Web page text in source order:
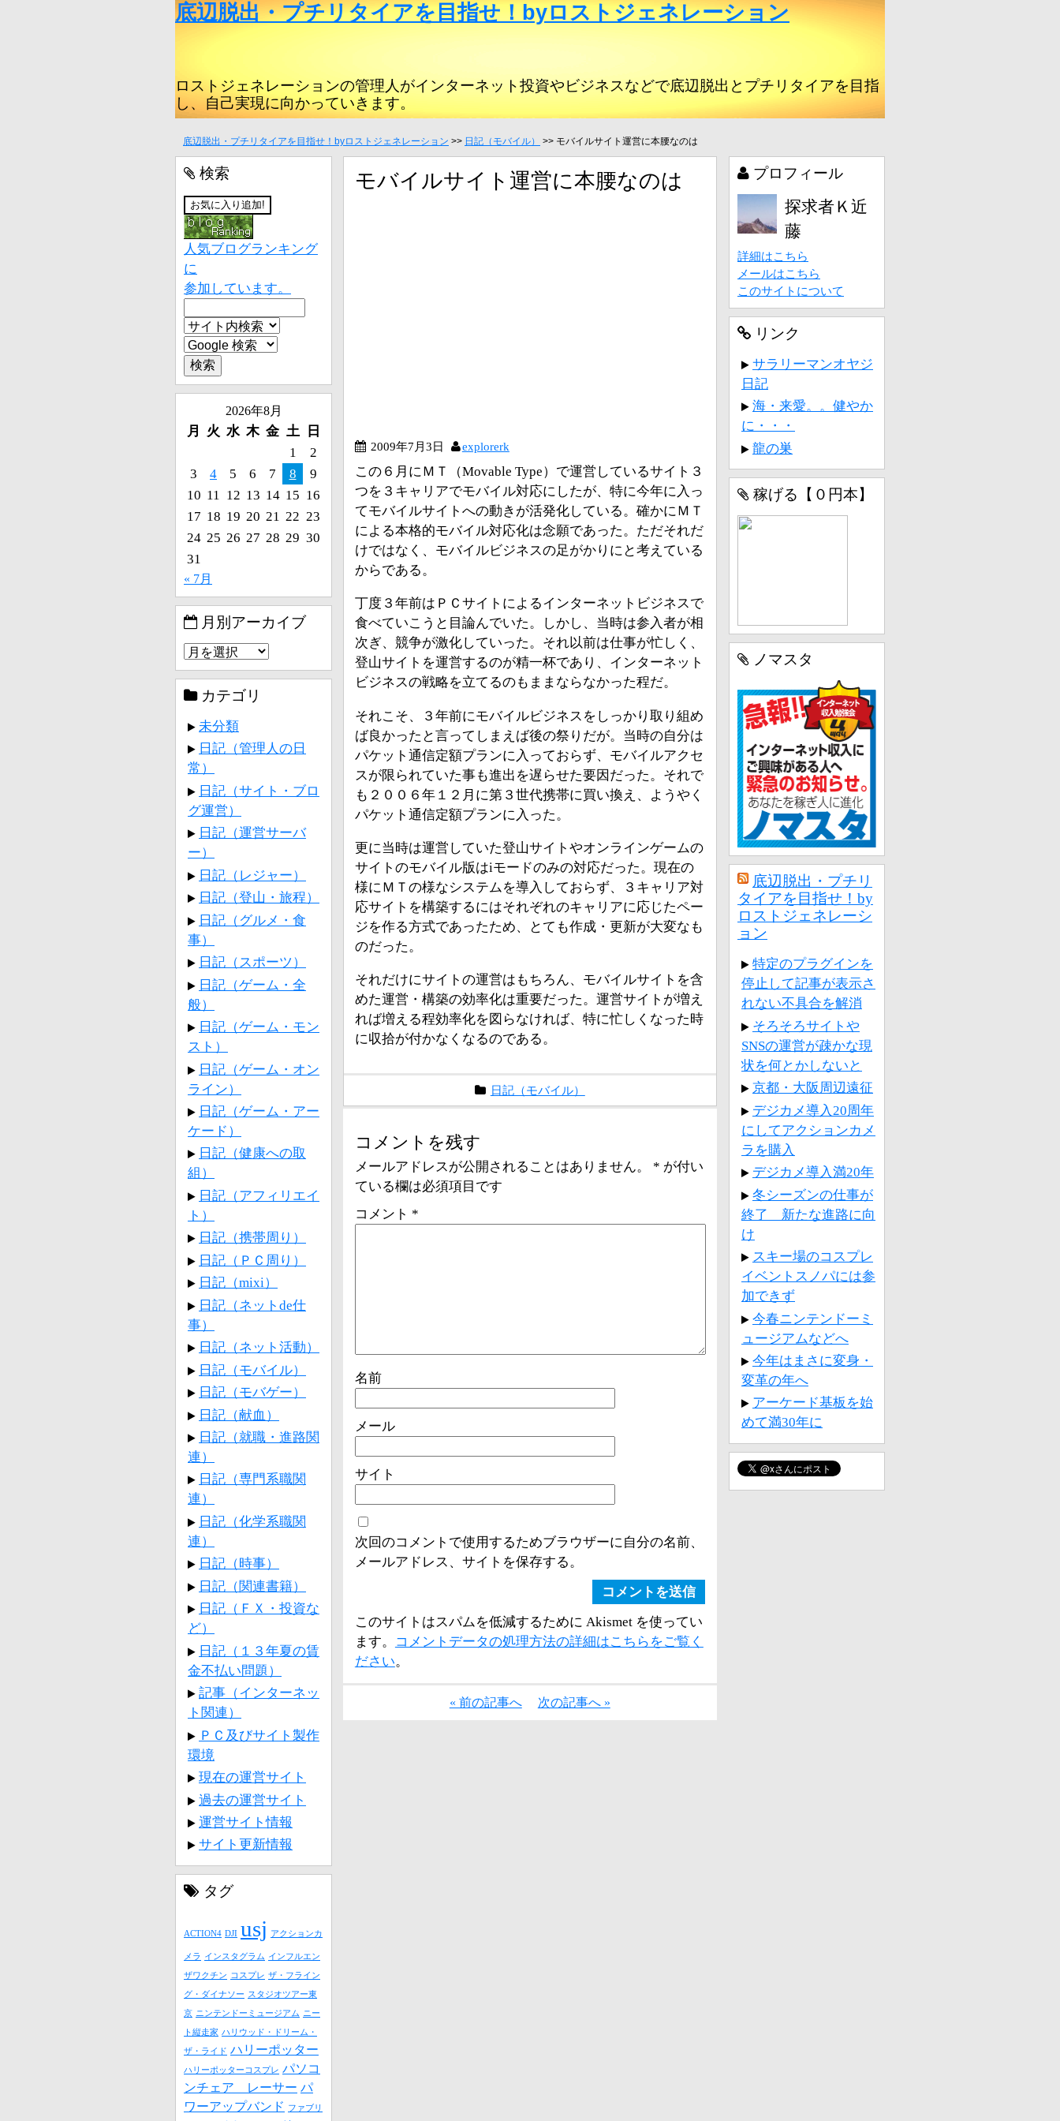
底辺脱出・プチリタイアを目指せ！byロストジェネレーション
ロストジェネレーションの管理人がインターネット投資やビジネスなどで底辺脱出とプチリタイアを目指
し、自己実現に向かっていきます。
底辺脱出・プチリタイアを目指せ！byロストジェネレーション >> 日記（モバイル） >> モバイルサイト運営に本腰なのは
モバイルサイト運営に本腰なのは
2009年7月3日 explorerk
この６月にＭＴ（Movable Type）で運営しているサイト３
つを３キャリアでモバイル対応にしたが、特に今年に入っ
てモバイルサイトへの動きが活発化している。確かにＭＴ
による本格的モバイル対応化は念願であった。ただそれだ
けではなく、モバイルビジネスの足がかりにと考えている
からである。
丁度３年前はＰＣサイトによるインターネットビジネスで
食べていこうと目論んでいた。しかし、当時は参入者が相
次ぎ、競争が激化していった。それ以前は仕事が忙しく、
登山サイトを運営するのが精一杯であり、インターネット
ビジネスの戦略を立てるのもままならなかった程だ。
それこそ、３年前にモバイルビジネスをしっかり取り組め
ば良かったと言ってしまえば後の祭りだが。当時の自分は
パケット通信定額プランに入っておらず、モバイルアクセ
スが限られていた事も進出を遅らせた要因だった。それで
も２００６年１２月に第３世代携帯に買い換え、ようやく
パケット通信定額プランに入った。
更に当時は運営していた登山サイトやオンラインゲームの
サイトのモバイル版はiモードのみの対応だった。現在の
様にＭＴの様なシステムを導入しておらず、３キャリア対
応サイトを構築するにはそれぞれのキャリアに応じたペー
ジを作る方式であったため、とても作成・更新が大変なも
のだった。
それだけにサイトの運営はもちろん、モバイルサイトを含
めた運営・構築の効率化は重要だった。運営サイトが増え
れば増える程効率化を図らなければ、特に忙しくなった時
に収拾が付かなくなるのである。
日記（モバイル）
コメントを残す
メールアドレスが公開されることはありません。 * が付い
ている欄は必須項目です
コメント *
名前
メール
サイト
次回のコメントで使用するためブラウザーに自分の名前、
メールアドレス、サイトを保存する。
このサイトはスパムを低減するために Akismet を使ってい
ます。
コメントデータの処理方法の詳細はこちらをご覧く
ださい。
« 前の記事へ 次の記事へ »
検索
人気ブログランキング
に
参加しています。
2026年8月
月 火 水 木 金 土
日
1
2
3
4 5 6 7 8
9
10 11 12 13 14 15 16
17 18 19 20 21 22 23
24 25 26 27 28 29 30
31
« 7月
月別アーカイブ
カテゴリ
未分類
日記（管理人の日
常）
日記（サイト・ブロ
グ運営）
日記（運営サーバ
ー）
日記（レジャー）
日記（登山・旅程）
日記（グルメ・食
事）
日記（スポーツ）
日記（ゲーム・全
般）
日記（ゲーム・モン
スト）
日記（ゲーム・オン
ライン）
日記（ゲーム・アー
ケード）
日記（健康への取
組）
日記（アフィリエイ
ト）
日記（携帯周り）
日記（ＰＣ周り）
日記（mixi）
日記（ネットde仕
事）
日記（ネット活動）
日記（モバイル）
日記（モバゲー）
日記（献血）
日記（就職・進路関
連）
日記（専門系職関
連）
日記（化学系職関
連）
日記（時事）
日記（関連書籍）
日記（ＦＸ・投資な
ど）
日記（１３年夏の賃
金不払い問題）
記事（インターネッ
ト関連）
ＰＣ及びサイト製作
環境
現在の運営サイト
過去の運営サイト
運営サイト情報
サイト更新情報
タグ
ACTION4 DJI usj アクションカ
メラ インスタグラム インフルエン
ザワクチン コスプレ ザ・フライン
グ・ダイナソー スタジオツアー東
京 ニンテンドーミュージアム ニー
ト縦走家 ハリウッド・ドリーム・
ザ・ライド ハリーポッター
ハリーポッターコスプレ パソコ
ンチェア レーサー パ
ワーアップバンド
ファブリ
プロフィール
探求者Ｋ近
藤
詳細はこちら
メールはこちら
このサイトについて
リンク
サラリーマンオヤジ
日記
海・来愛。。健やか
に・・・
龍の巣
稼げる【０円本】
ノマスタ
底辺脱出・プチリ
タイアを目指せ！by
ロストジェネレーシ
ョン
特定のプラグインを
停止して記事が表示さ
れない不具合を解消
そろそろサイトや
SNSの運営が疎かな現
状を何とかしないと
京都・大阪周辺遠征
デジカメ導入20周年
にしてアクションカメ
ラを購入
デジカメ導入満20年
冬シーズンの仕事が
終了 新たな進路に向
け
スキー場のコスプレ
イベントスノパには参
加できず
今春ニンテンドーミ
ュージアムなどへ
今年はまさに変身・
変革の年へ
アーケード基板を始
めて満30年に